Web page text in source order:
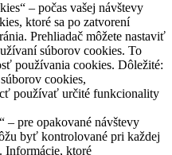
– počas vašej návštevy
ktoré sa po zatvorení
Prehliadač môžete nastaviť
súborov cookies. To
používania cookies. Dôležité:
cookies,
používať určité funkcionality
– pre opakované návštevy
byť kontrolované pri každej
Informácie, ktoré